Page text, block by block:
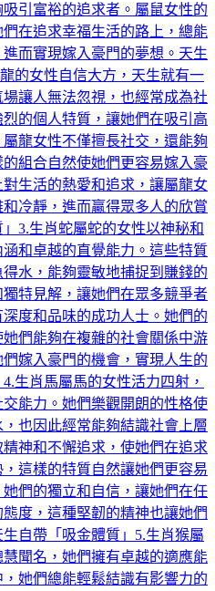
引富裕的追求者。屬鼠女性的
在追求幸福生活的路上，總能
而實現嫁入豪門的夢想。天生
的女性自信大方，天生就有一
讓人無法忽視，也經常成為社
的個人特質，讓她們在吸引高
龍女性不僅擅長社交，還能夠
組合自然使她們更容易嫁入豪
生活的熱愛和追求，讓屬龍女
冷靜，進而贏得眾多人的欣賞
3.生肖蛇屬蛇的女性以神秘和
和卓越的直覺能力。這些特質
水，能夠靈敏地捕捉到賺錢的
特見解，讓她們在眾多競爭者
度和品味的成功人士。她們的
們能夠在複雜的社會關係中游
嫁入豪門的機會，實現人生的
生肖馬屬馬的女性活力四射，
能力。她們樂觀開朗的性格使
也因此經常能夠結識社會上層
神和不懈追求，使她們在追求
這樣的特質自然讓她們更容易
們的獨立和自信，讓她們在任
度，這種堅韌的精神也讓她們
自帶「吸金體質」5.生肖猴屬
聞名，她們擁有卓越的適應能
她們總能輕鬆結識有影響力的